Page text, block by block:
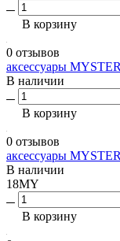
В корзину
0 отзывов
аксессуары
В наличии
В корзину
0 отзывов
аксессуары
В наличии
18MY
В корзину